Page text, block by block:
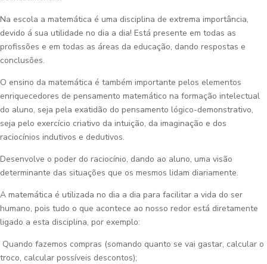
Na escola a matemática é uma disciplina de extrema importância,
devido á sua utilidade no dia a dia! Está presente em todas as
profissões e em todas as áreas da educação, dando respostas e
conclusões.
O ensino da matemática é também importante pelos elementos
enriquecedores de pensamento matemático na formação intelectual
do aluno, seja pela exatidão do pensamento lógico-demonstrativo,
seja pelo exercício criativo da intuição, da imaginação e dos
raciocínios indutivos e dedutivos.
Desenvolve o poder do raciocínio, dando ao aluno, uma visão
determinante das situações que os mesmos lidam diariamente.
A matemática é utilizada no dia a dia para facilitar a vida do ser
humano, pois tudo o que acontece ao nosso redor está diretamente
ligado a esta disciplina, por exemplo:
Quando fazemos compras (somando quanto se vai gastar, calcular o
troco, calcular possíveis descontos);